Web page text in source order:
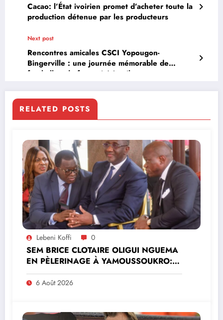
Cacao: l’État ivoirien promet d’acheter toute la
production détenue par les producteurs
Next post
Rencontres amicales CSCI Yopougon-
Bingerville : une journée mémorable de
football et de fraternité à oribat
RELATED POSTS
Lebeni Koffi 0
SEM BRICE CLOTAIRE OLIGUI NGUEMA
EN PÈLERINAGE À YAMOUSSOUKRO:LE
MINISTRE PAULIN CLAUDE DANHO
PREND PART À LA CÉRÉMONIE
6 Août 2026